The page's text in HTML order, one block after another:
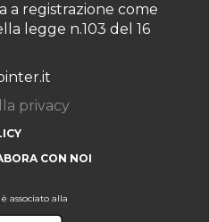
a registrazione come
legge n.103 del 16
privacy
CON NOI
associato alla